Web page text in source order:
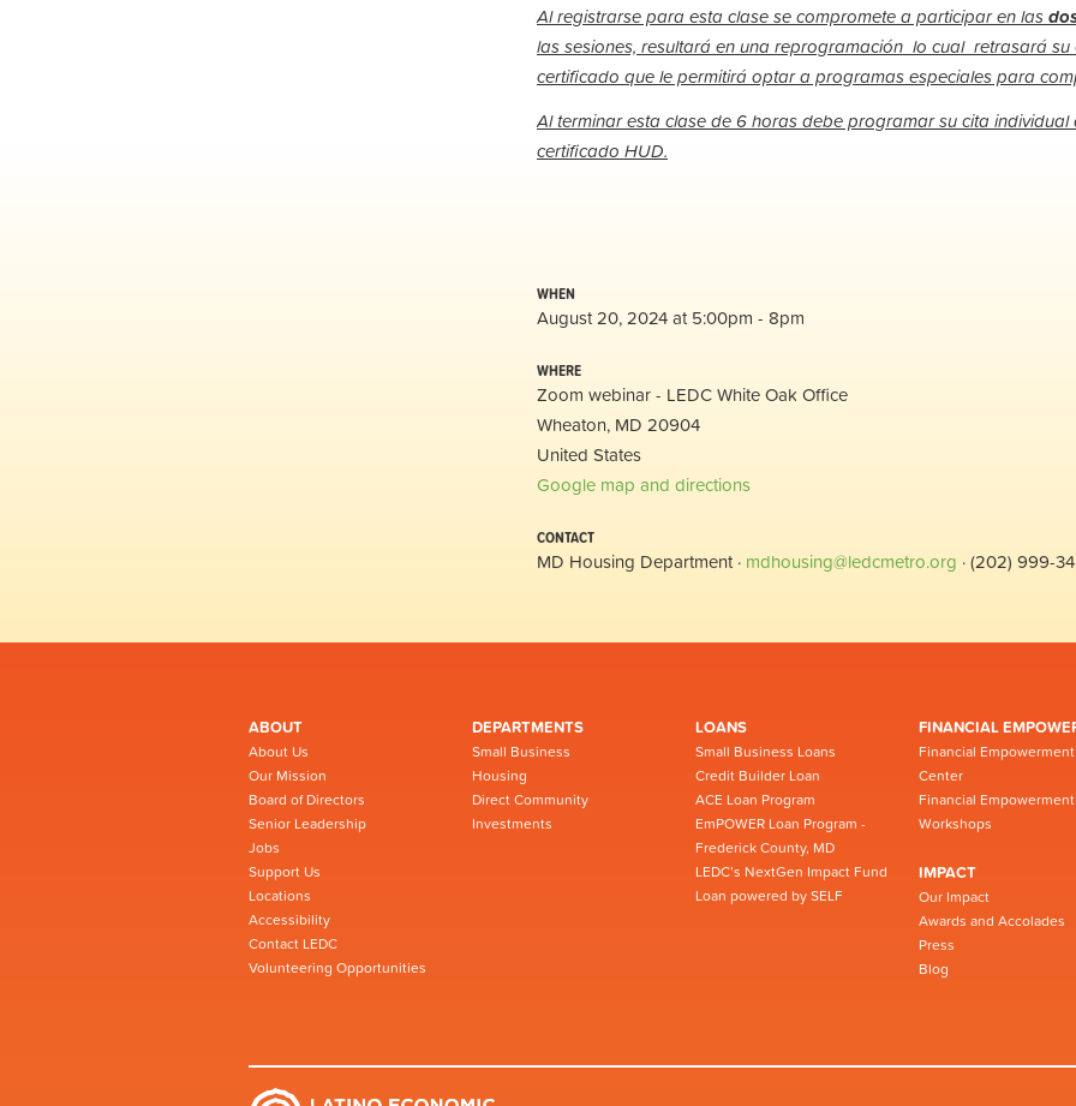
Al registrarse para esta clase se compromete a participar en las
las sesiones, resultará en una reprogramación lo cual retrasará
certificado que le permitirá optar a programas especiales para
Al terminar esta clase de 6 horas debe programar su cita
certificado HUD.
WHEN
August 20, 2024 at 5:00pm - 8pm
WHERE
Zoom webinar - LEDC White Oak Office
Wheaton, MD 20904
United States
Google map and directions
CONTACT
MD Housing Department · mdhousing@ledcmetro.org · (202) 999-
ABOUT
About Us
Our Mission
Board of Directors
Senior Leadership
Jobs
Support Us
Locations
Accessibility
Contact LEDC
Volunteering Opportunities
DEPARTMENTS
Small Business
Housing
Direct Community
Investments
LOANS
Small Business Loans
Credit Builder Loan
ACE Loan Program
EmPOWER Loan Program -
Frederick County, MD
LEDC’s NextGen Impact Fund
Loan powered by SELF
FINANCIAL
Financial Empowerment
Center
Financial Empowerment
Workshops
IMPACT
Our Impact
Awards and Accolades
Press
Blog